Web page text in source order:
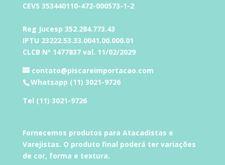
CEVS 353440110-472-000573-1-2
Reg Jucesp 352.284.773.43
IPTU 23222.53.33.0041.00.000.01
CLCB Nº 1477837 val. 11/02/2029
contato@piscareimportacao.com
Whatsapp (11) 3021-9726
Tel (11) 3021-9726
Fornecemos produtos para Atacadistas e
Varejistas. O produto final poderá ter variações
de cor, forma e textura.